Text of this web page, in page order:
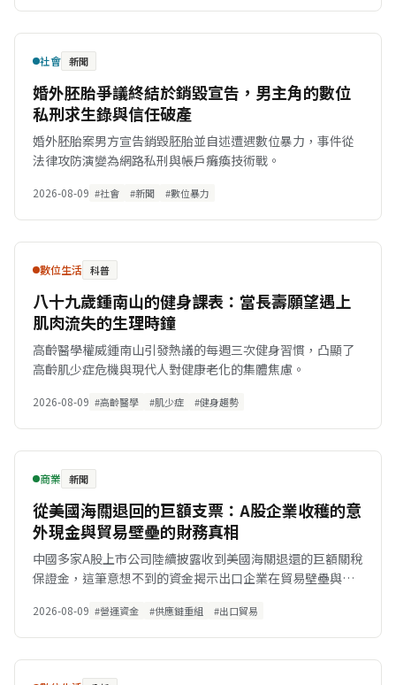
社會 新聞
婚外胚胎爭議終結於銷毀宣告，男主角的數位
私刑求生錄與信任破產
婚外胚胎案男方宣告銷毀胚胎並自述遭遇數位暴力，事件從
法律攻防演變為網路私刑與帳戶癱瘓技術戰。
2026-08-09 #社會 #新聞 #數位暴力
數位生活 科普
八十九歲鍾南山的健身課表：當長壽願望遇上
肌肉流失的生理時鐘
高齡醫學權威鍾南山引發熱議的每週三次健身習慣，凸顯了
高齡肌少症危機與現代人對健康老化的集體焦慮。
2026-08-09 #高齡醫學 #肌少症 #健身趨勢
商業 新聞
從美國海關退回的巨額支票：A股企業收穫的意
外現金與貿易壁壘的財務真相
中國多家A股上市公司陸續披露收到美國海關退還的巨額關稅
保證金，這筆意想不到的資金揭示出口企業在貿易壁壘與供
2026-08-09 #營運資金 #供應鏈重組 #出口貿易